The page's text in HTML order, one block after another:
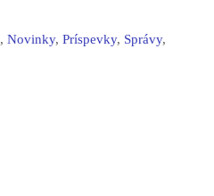
,Novinky,Príspevky, Správy,